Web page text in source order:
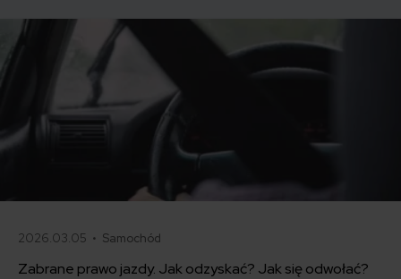
2026.03.05 • Samochód
Zabrane prawo jazdy. Jak odzyskać? Jak się odwołać?